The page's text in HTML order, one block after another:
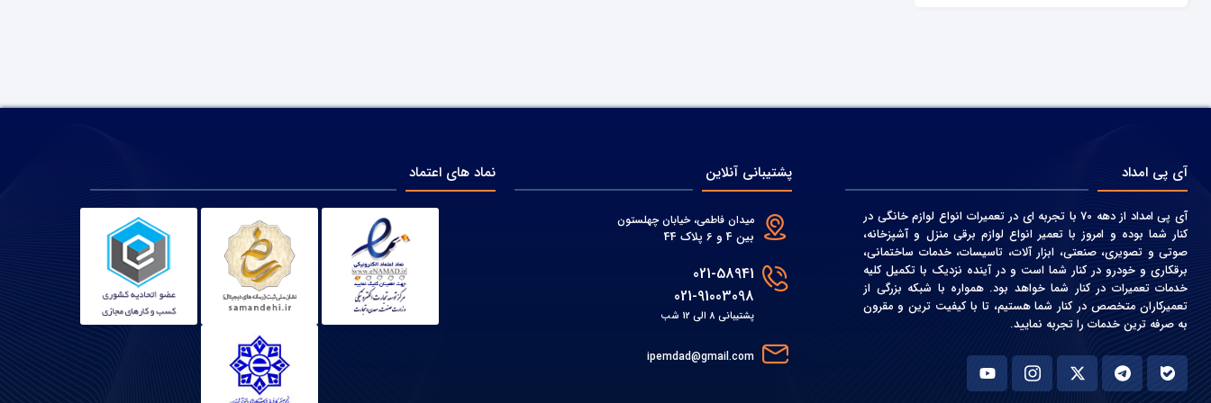
آی پی امداد
آی پی امداد از دهه 70 با تجربه ای در تعمیرات انواع لوازم خانگی در
کنار شما بوده و امروز با تعمیر انواع لوازم برقی منزل و آشپزخانه،
صوتی و‌ تصویری، صنعتی، ابزار آلات، تاسیسات، خدمات ساختمانی،
برقکاری و خودرو در کنار شما است و در آینده نزدیک با تکمیل کلیه
خدمات تعمیرات در کنار شما خواهد بود. همواره با شبکه بزرگی از
تعمیرکاران متخصص در کنار شما هستیم، تا با کیفیت ترین و مقرون
به صرفه ترین خدمات را تجربه نمایید.
پشتیبانی آنلاین
میدان فاطمی، خیابان چهلستون
بین 4 و 6 پلاک 44
021-58941
021-91003098
پشتیبانی 8 الی 12 شب
ipemdad@gmail.com
نماد های اعتماد